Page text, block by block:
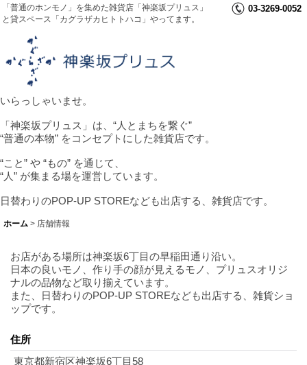
「普通のホンモノ」を集めた雑貨店「神楽坂プリュス」
と貸スペース「カグラザカヒトトハコ」やってます。
03-3269-0052
いらっしゃいませ。
「神楽坂プリュス」は、“人とまちを繋ぐ”
“普通の本物” をコンセプトにした雑貨店です。
“こと” や “もの” を通じて、
“人” が集まる場を運営しています。
日替わりのPOP-UP STOREなども出店する、雑貨店です。
ホーム > 店舗情報
お店がある場所は神楽坂6丁目の早稲田通り沿い。
日本の良いモノ、作り手の顔が見えるモノ、プリュスオリジ
ナルの品物など取り揃えています。
また、日替わりのPOP-UP STOREなども出店する、雑貨ショ
ップです。
住所
東京都新宿区神楽坂6丁目58